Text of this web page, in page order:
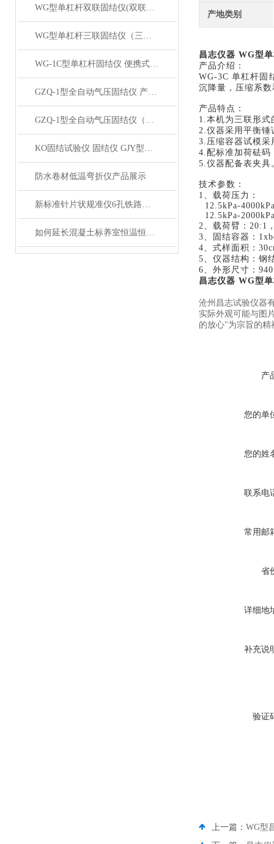
WG型单杠杆双联固结仪(双联低压双联中压）产品展示
WG型单杠杆三联固结仪（三联低压三联中压）产品展示
WG-1C型单杠杆固结仪 便携式轻便单联固结仪产品展示
GZQ-1型全自动气压固结仪 产品展示
GZQ-1型全自动气压固结仪（高压）产品展示
KO固结试验仪 固结仪 GJY型KO固结试验仪产品展示
防水卷材低温弯折仪产品展示
新标准针片状规准仪6孔铁路道砟针片状仪产品展示
如何延长混凝土标养室恒温恒湿设备的使用寿命？
产地类别
昌志仪器 WG型
产品介绍：
WG-3C 单杠杆固
沉降量，压缩系
产品特点：
1.本机为三联形
2.仪器采用平衡锤
3.压缩容器试模采
4.配标准加荷砝码
5.仪器配备表夹具
技术参数：
1、载荷压力：
12.5kPa-
12.5kPa-
2、载荷臂：20:1
3、固结容器：
4、式样面积：
5、仪器结构：钢
6、外形尺寸：
昌志仪器 WG型
沧州昌志试验仪器
实际外观可能与图
的放心"为宗旨的精
产
您的单
您的姓
联系电
常用邮
省
详细地
补充说
验证
上一篇： WG型